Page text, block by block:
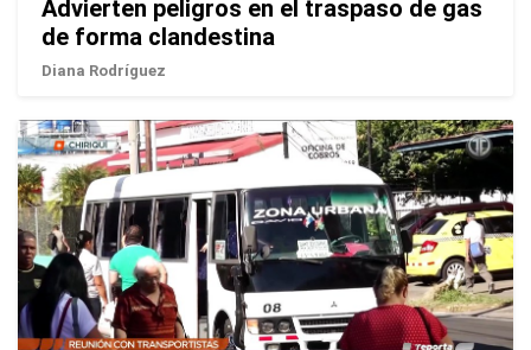
Advierten peligros en el traspaso de gas
de forma clandestina
Diana Rodríguez